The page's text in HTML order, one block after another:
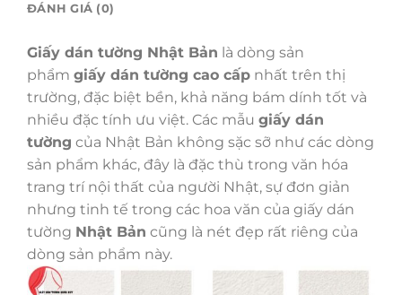
ĐÁNH GIÁ (0)
Giấy dán tường Nhật Bản là dòng sản
phẩm giấy dán tường cao cấp nhất trên thị
trường, đặc biệt bền, khả năng bám dính tốt và
nhiều đặc tính ưu việt. Các mẫu giấy dán
tường của Nhật Bản không sặc sỡ như các dòng
sản phẩm khác, đây là đặc thù trong văn hóa
trang trí nội thất của người Nhật, sự đơn giản
nhưng tinh tế trong các hoa văn của giấy dán
tường Nhật Bản cũng là nét đẹp rất riêng của
dòng sản phẩm này.